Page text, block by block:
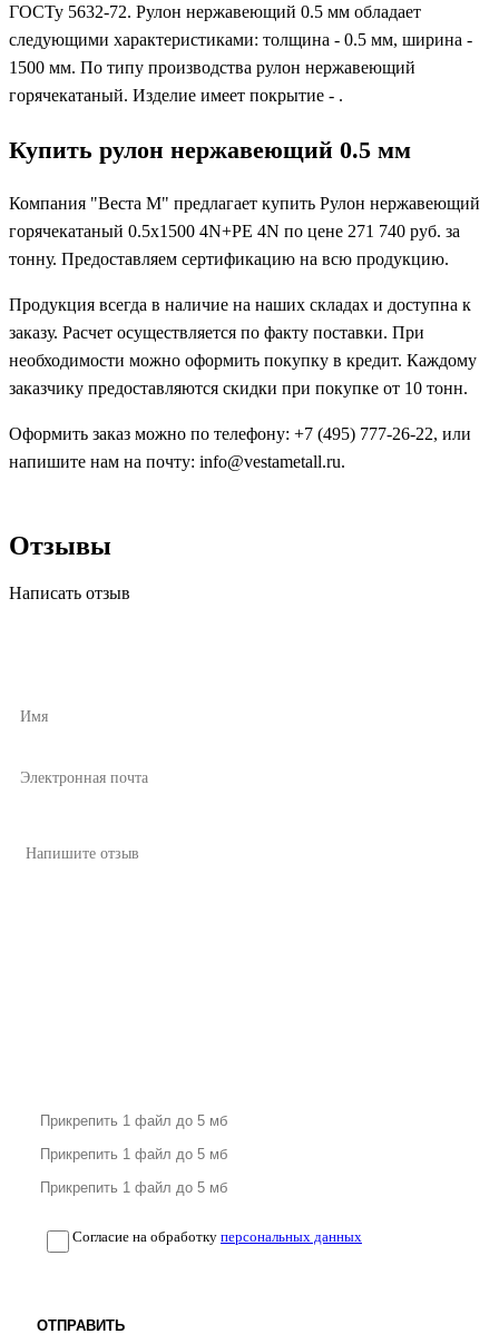
ГОСТу 5632-72. Рулон нержавеющий 0.5 мм обладает
следующими характеристиками: толщина - 0.5 мм, ширина -
1500 мм. По типу производства рулон нержавеющий
горячекатаный. Изделие имеет покрытие - .
Купить рулон нержавеющий 0.5 мм
Компания "Веста М" предлагает купить Рулон нержавеющий
горячекатаный 0.5x1500 4N+PE 4N по цене 271 740 руб. за
тонну. Предоставляем сертификацию на всю продукцию.
Продукция всегда в наличие на наших складах и доступна к
заказу. Расчет осуществляется по факту поставки. При
необходимости можно оформить покупку в кредит. Каждому
заказчику предоставляются скидки при покупке от 10 тонн.
Оформить заказ можно по телефону: +7 (495) 777-26-22, или
напишите нам на почту: info@vestametall.ru.
Отзывы
Написать отзыв
Согласие на обработку персональных данных
ОТПРАВИТЬ